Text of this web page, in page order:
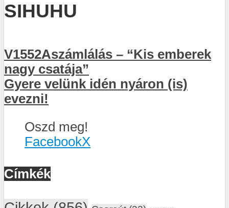
SIHUHU
V1552Aszámlálás – “Kis emberek
nagy csatája”
Gyere velünk idén nyáron (is)
evezni!
Oszd meg!
FacebookX
Címkék